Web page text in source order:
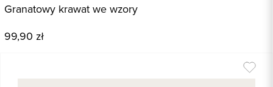
Granatowy krawat we wzory
99,90 zł